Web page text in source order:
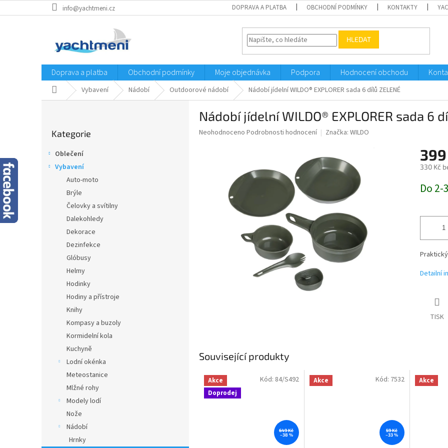
na
info@yachtmeni.cz DOPRAVA A PLATBA OBCHODNÍ PODMÍNKY KONTAKTY
HLEDAT
Doprava a platba Obchodní podmínky Moje objednávka Podpora Hodnocení obchodu
Domů Vybavení Nádobí Outdoorové nádobí Nádobí jídelní WILDO® EXPLORER sada 6 dílů ZELENÉ
kategorie
Kategorie
Oblečení
Vybavení
Auto-moto
Brýle
Čelovky a svítilny
Dalekohledy
Dekorace
Dezinfekce
Glóbusy
Helmy
Hodinky
Hodiny a přístroje
Knihy
Kompasy a buzoly
Kormidelní kola
Kuchyně
Lodní okénka
Meteostanice
Mlžné rohy
Modely lodí
Nože
Nádobí
Hrnky
Nádobí jídelní WILDO® EXPLORER sada 6
Průměrné
hvězdiček.
Neohodnoceno Podrobnosti hodnocení Značka: WILDO
330 Kč
cena:
Do
Detailní
TISK
Související produkty
Akce
Doprodej
649 Kč
–38 %
Kód: 84/S492 Akce
59 Kč
–33 %
Kód: 7532 Akce